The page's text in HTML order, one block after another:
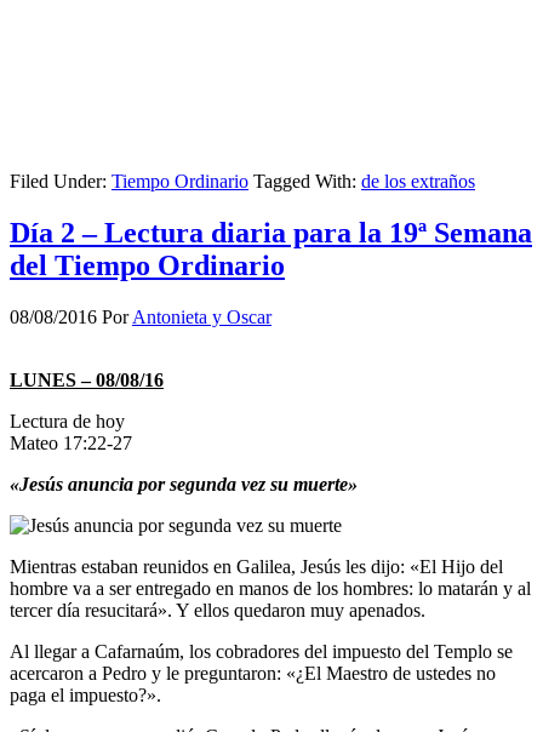
Filed Under: Tiempo Ordinario Tagged With: de los extraños
Día 2 – Lectura diaria para la 19ª Semana
del Tiempo Ordinario
08/08/2016 PorAntonieta y Oscar
LUNES – 08/08/16
Lectura de hoy
Mateo 17:22-27
«Jesús anuncia por segunda vez su muerte»
Mientras estaban reunidos en Galilea, Jesús les dijo: «El Hijo del
hombre va a ser entregado en manos de los hombres: lo matarán y al
tercer día resucitará». Y ellos quedaron muy apenados.
Al llegar a Cafarnaúm, los cobradores del impuesto del Templo se
acercaron a Pedro y le preguntaron: «¿El Maestro de ustedes no
paga el impuesto?».